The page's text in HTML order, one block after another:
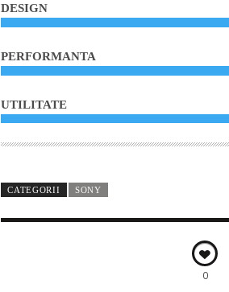
DESIGN
PERFORMANTA
UTILITATE
CATEGORII SONY
0